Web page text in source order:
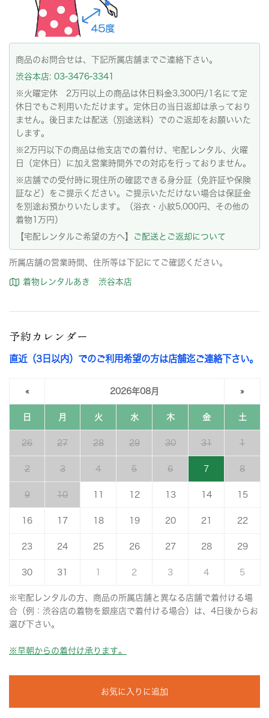
商品のお問合せは、下記所属店舗までご連絡下さい。
渋谷本店: 03-3476-3341
※火曜定休 2万円以上の商品は休日料金3,300円/1名にて定
休日でもご利用いただけます。定休日の当日返却は承っており
ません。後日または配送（別途送料）でのご返却をお願いいた
します。
※2万円以下の商品は他支店での着付け、宅配レンタル、火曜
日（定休日）に加え営業時間外での対応を行っておりません。
※店舗での受付時に現住所の確認できる身分証（免許証や保険
証など）をご提示ください。ご提示いただけない場合は保証金
を別途お預かりいたします。（浴衣・小紋5,000円、その他の
着物1万円）
【宅配レンタルご希望の方へ】
ご配送とご返却について
所属店舗の営業時間、住所等は下記にてご確認ください。
着物レンタルあき 渋谷本店
予約カレンダー
直近（3日以内）でのご利用希望の方は店舗迄ご連絡下さい。
« 2026年08月 »
日 月 火 水 木 金 土
26 27 28 29 30 31 1
2 3 4 5 6 7 8
9 10 11 12 13 14 15
16 17 18 19 20 21 22
23 24 25 26 27 28 29
30 31 1 2 3 4 5
※宅配レンタルの方、商品の所属店舗と異なる店舗で着付ける場
合（例：渋谷店の着物を銀座店で着付ける場合）は、4日後からお
選び下さい。
※早朝からの着付け承ります。
お気に入りに追加